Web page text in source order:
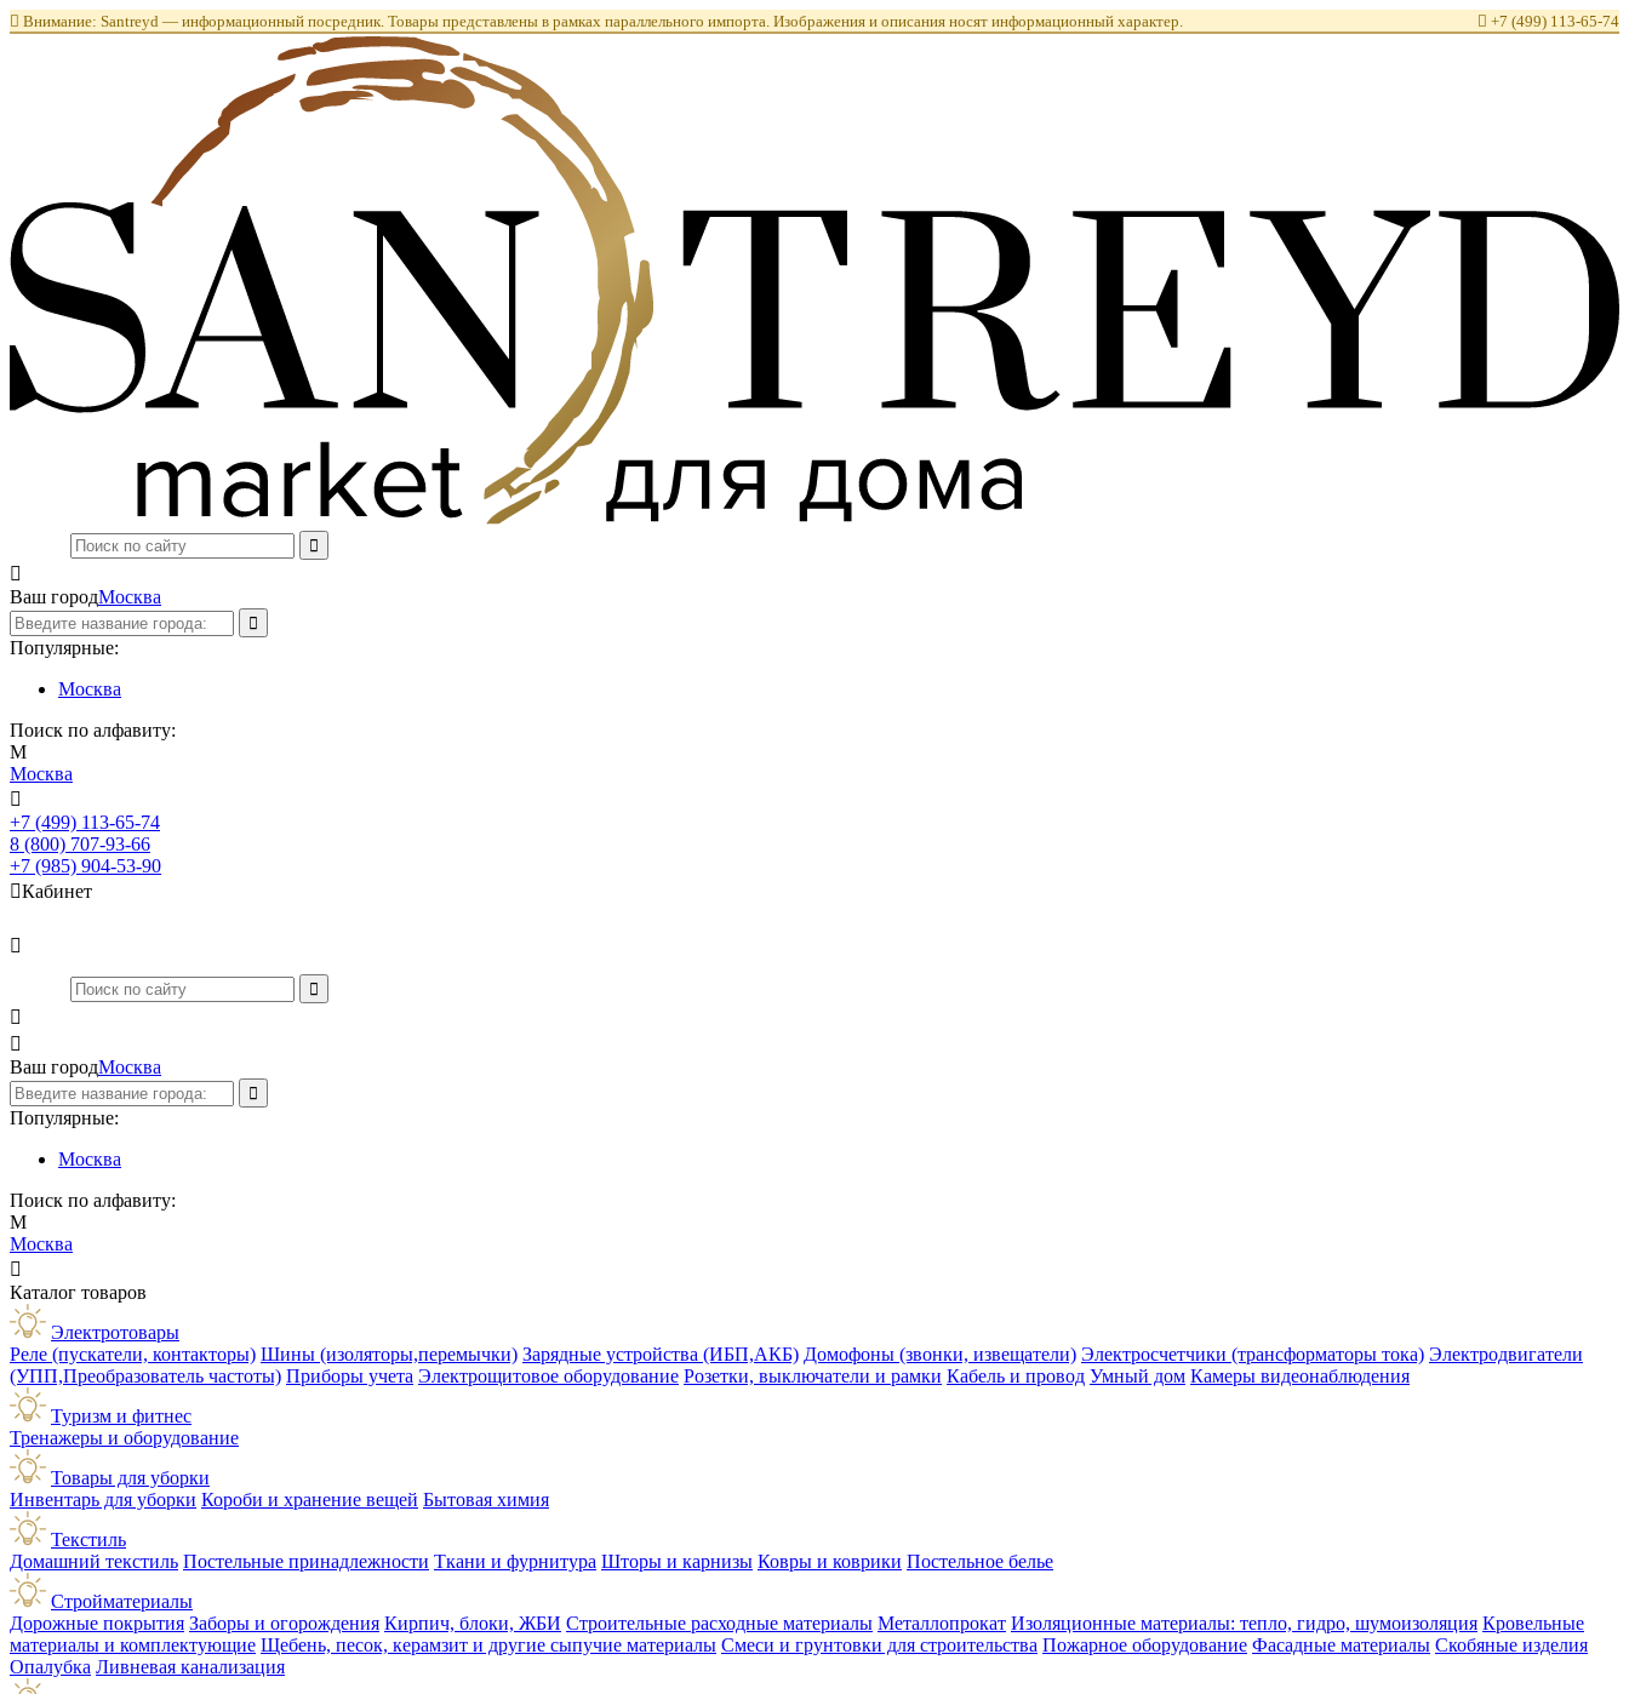
 Внимание: Santreyd — информационный посредник. Товары представлены в рамках параллельного импорта. Изображения и описания носят информационный характер.  +7 (499) 113-65-74

Ваш городМосква
Популярные:
Москва
Поиск по алфавиту:
М
Москва

+7 (499) 113-65-74
8 (800) 707-93-66
+7 (985) 904-53-90
Кабинет



Ваш городМосква
Популярные:
Москва
Поиск по алфавиту:
М
Москва

Каталог товаров
Электротовары
Реле (пускатели, контакторы) Шины (изоляторы,перемычки) Зарядные устройства (ИБП,АКБ) Домофоны (звонки, извещатели) Электросчетчики (трансформаторы тока) Электродвигатели
(УПП,Преобразователь частоты) Приборы учета Электрощитовое оборудование Розетки, выключатели и рамки Кабель и провод Умный дом Камеры видеонаблюдения
Туризм и фитнес
Тренажеры и оборудование
Товары для уборки
Инвентарь для уборки Короби и хранение вещей Бытовая химия
Текстиль
Домашний текстиль Постельные принадлежности Ткани и фурнитура Шторы и карнизы Ковры и коврики Постельное белье
Стройматериалы
Дорожные покрытия Заборы и огорождения Кирпич, блоки, ЖБИ Строительные расходные материалы Металлопрокат Изоляционные материалы: тепло, гидро, шумоизоляция Кровельные
материалы и комплектующие Щебень, песок, керамзит и другие сыпучие материалы Смеси и грунтовки для строительства Пожарное оборудование Фасадные материалы Скобяные изделия
Опалубка Ливневая канализация